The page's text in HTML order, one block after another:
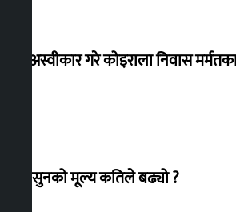
शेखरले अस्वीकार गरे कोइराला निवास
शुक्रबार सुनको मूल्य कतिले बढ्यो ?